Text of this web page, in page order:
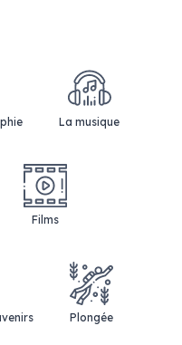
La musique
Films
Plongée